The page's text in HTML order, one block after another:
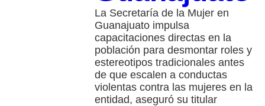
La Secretaría de la Mujer en
Guanajuato impulsa
capacitaciones directas en la
población para desmontar roles y
estereotipos tradicionales antes
de que escalen a conductas
violentas contra las mujeres en la
entidad, aseguró su titular